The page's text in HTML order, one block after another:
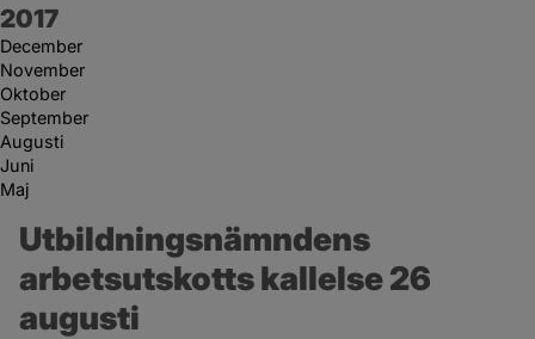
År:
2017
December
November
Oktober
September
Augusti
Juni
Maj
Utbildningsnämndens
arbetsutskotts kallelse 26
augusti